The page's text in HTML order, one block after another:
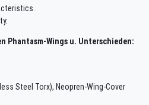
Phantasm-Wings u. Unterschieden:
Steel Torx), Neopren-Wing-Cover